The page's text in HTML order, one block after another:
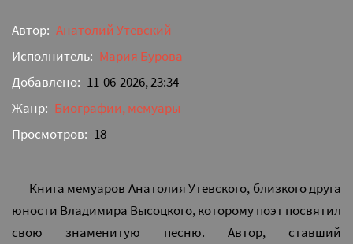
Автор: Анатолий Утевский
Исполнитель: Мария Бурова
Добавлено: 11-06-2026, 23:34
Жанр: Биографии, мемуары
Просмотров: 18
Книга мемуаров Анатолия Утевского, близкого друга
юности Владимира Высоцкого, которому поэт посвятил
свою знаменитую песню. Автор, ставший